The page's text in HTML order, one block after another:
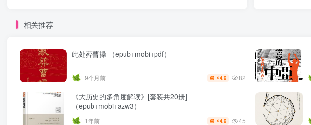
相关推荐
此处葬曹操 （epub+mobi+pdf）
9个月前 ￥4.9 82
《大历史的多角度解读》[套装共20册]
（epub+mobi+azw3）
1年前 ￥4.9 45